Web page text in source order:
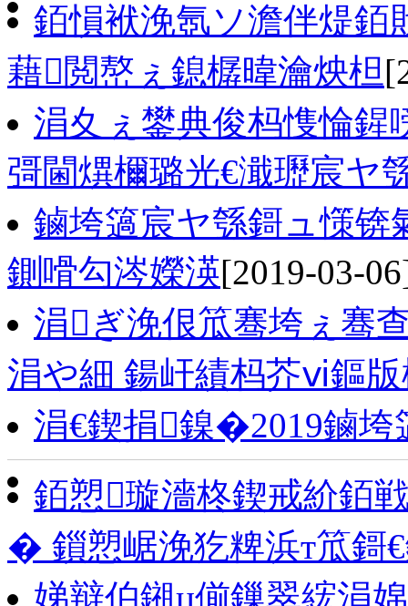
銆愪袱浼氬ソ澹伴煶
藉閲嶅ぇ鎴樼暐瀹炴柦
涓夊ぇ鐢典俊杩愯惀鍟
彁閫熼檷璐光€濈瓑宸ヤ
鏀垮簻宸ヤ綔鎶ュ憡
鍘嗗勾涔嬫渶[2019-03-
涓ぎ浼佷笟骞垮ぇ骞
涓や細 鍚屽績杩芥ⅵ鏂
涓€鍥捐鎳�2019鏀垮
銆愬璇濇柊鍥戒紒銆
� 鎻愬崌浼犵粺浜т笟鎶
娣辩伯鎺ц偂鏁翠綋涓